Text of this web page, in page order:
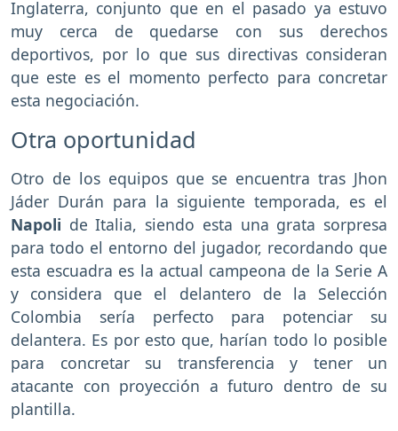
Inglaterra, conjunto que en el pasado ya estuvo
muy cerca de quedarse con sus derechos
deportivos, por lo que sus directivas consideran
que este es el momento perfecto para concretar
esta negociación.
Otra oportunidad
Otro de los equipos que se encuentra tras Jhon
Jáder Durán para la siguiente temporada, es el
Napoli de Italia, siendo esta una grata sorpresa
para todo el entorno del jugador, recordando que
esta escuadra es la actual campeona de la Serie A
y considera que el delantero de la Selección
Colombia sería perfecto para potenciar su
delantera. Es por esto que, harían todo lo posible
para concretar su transferencia y tener un
atacante con proyección a futuro dentro de su
plantilla.